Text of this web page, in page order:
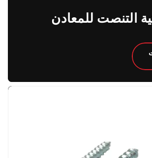
التنصت للمعادن